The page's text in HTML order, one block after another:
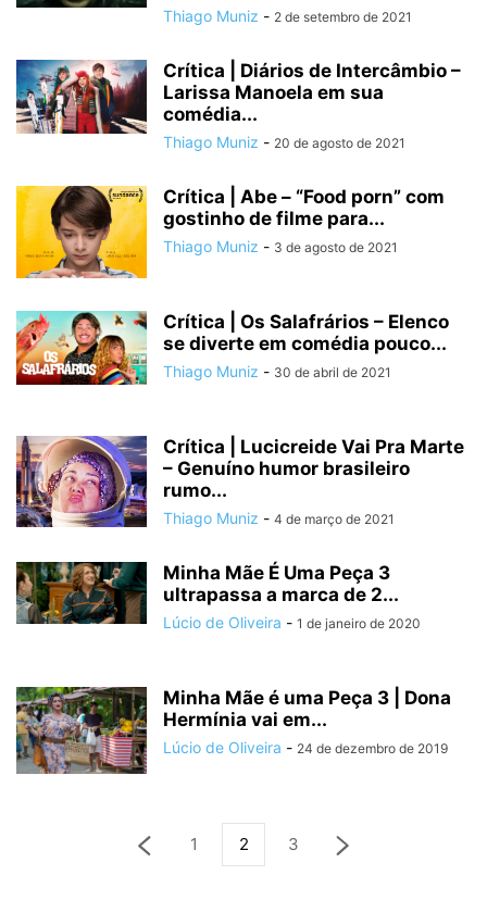
Thiago Muniz - 2 de setembro de 2021
Crítica | Diários de Intercâmbio –
Larissa Manoela em sua
comédia...
Thiago Muniz - 20 de agosto de 2021
Crítica | Abe – “Food porn” com
gostinho de filme para...
Thiago Muniz - 3 de agosto de 2021
Crítica | Os Salafrários – Elenco
se diverte em comédia pouco...
Thiago Muniz - 30 de abril de 2021
Crítica | Lucicreide Vai Pra Marte
– Genuíno humor brasileiro
rumo...
Thiago Muniz - 4 de março de 2021
Minha Mãe É Uma Peça 3
ultrapassa a marca de 2...
Lúcio de Oliveira - 1 de janeiro de 2020
Minha Mãe é uma Peça 3 | Dona
Hermínia vai em...
Lúcio de Oliveira - 24 de dezembro de 2019
1 2 3